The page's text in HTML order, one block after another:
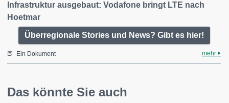
Infrastruktur ausgebaut: Vodafone bringt LTE nach
Hoetmar
Überregionale Stories und News? Gibt es hier!
Ein Dokument mehr
Das könnte Sie auch